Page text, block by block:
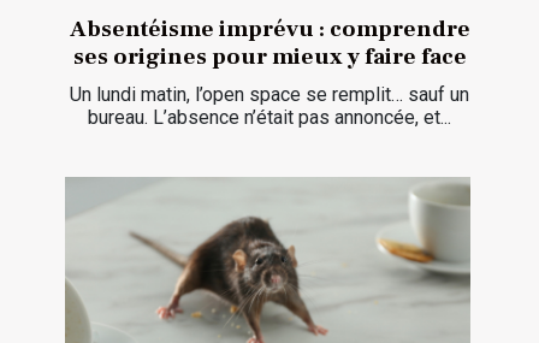
Absentéisme imprévu : comprendre
ses origines pour mieux y faire face
Un lundi matin, l’open space se remplit… sauf un
bureau. L’absence n’était pas annoncée, et...